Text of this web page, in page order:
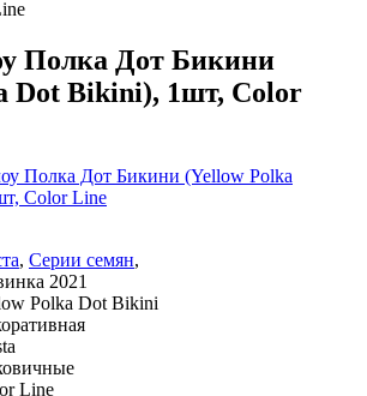
Полка Дот Бикини
Dot Bikini), 1шт, Color
, Серии семян,
2021
Polka Dot Bikini
Line